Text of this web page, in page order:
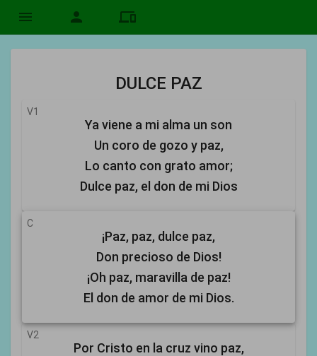
menu person devices
DULCE PAZ
V1
Ya viene a mi alma un son
Un coro de gozo y paz,
Lo canto con grato amor;
Dulce paz, el don de mi Dios
C
¡Paz, paz, dulce paz,
Don precioso de Dios!
¡Oh paz, maravilla de paz!
El don de amor de mi Dios.
V2
Por Cristo en la cruz vino paz,